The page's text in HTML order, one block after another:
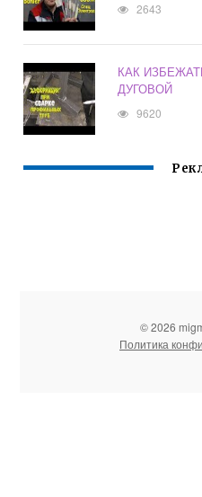
2643
КАК
ДУГОВОЙ
9620
© 2026
Политика